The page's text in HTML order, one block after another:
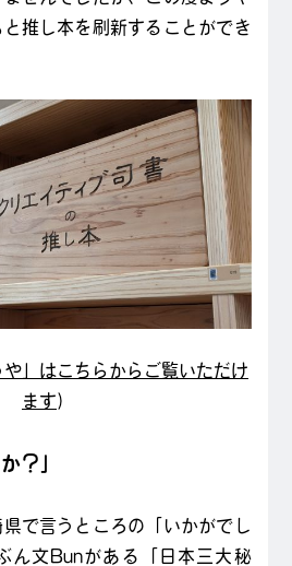
推し本を刷新することができ
」はこちらからご覧いただけ
ます）
？」
県で言うところの「いかがでし
ん文Bunがある「日本三大秘